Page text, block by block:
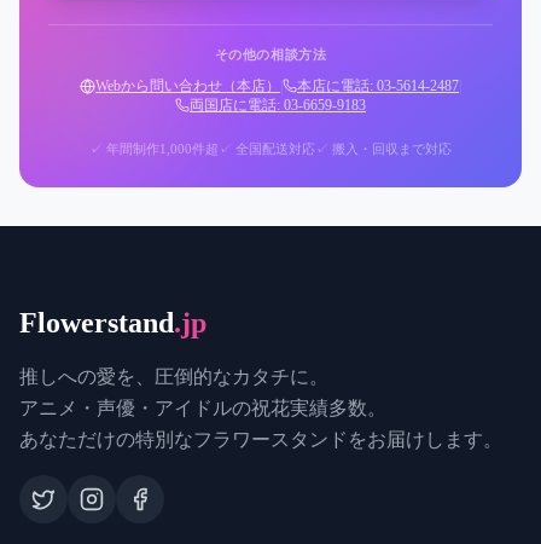
その他の相談方法
Webから問い合わせ（本店） 本店に電話: 03-5614-2487
両国店に電話: 03-6659-9183
✓ 年間制作1,000件超 ✓ 全国配送対応 ✓ 搬入・回収まで対応
Flowerstand.jp
推しへの愛を、圧倒的なカタチに。
アニメ・声優・アイドルの祝花実績多数。
あなただけの特別なフラワースタンドをお届けします。